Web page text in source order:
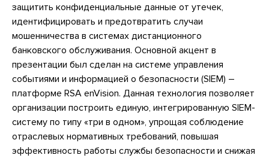
защитить конфиденциальные данные от утечек,
идентифицировать и предотвратить случаи
мошенничества в системах дистанционного
банковского обслуживания. Основной акцент в
презентации был сделан на системе управления
событиями и информацией о безопасности (SIEM) –
платформе RSA enVision. Данная технология позволяет
организации построить единую, интегрированную SIEM-
систему по типу «три в одном», упрощая соблюдение
отраслевых нормативных требований, повышая
эффективность работы службы безопасности и снижая